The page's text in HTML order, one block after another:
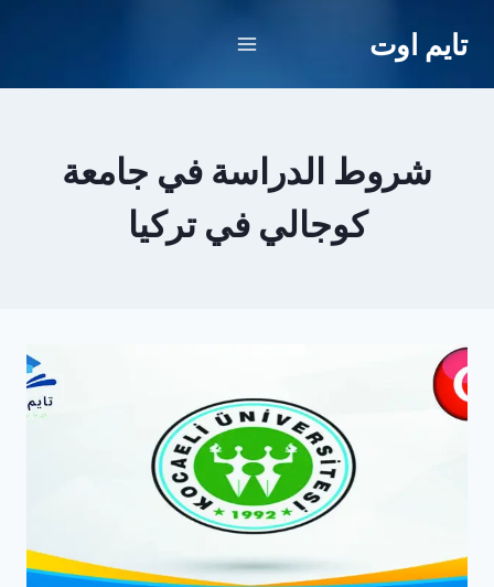
تايم اوت
شروط الدراسة في جامعة
كوجالي في تركيا